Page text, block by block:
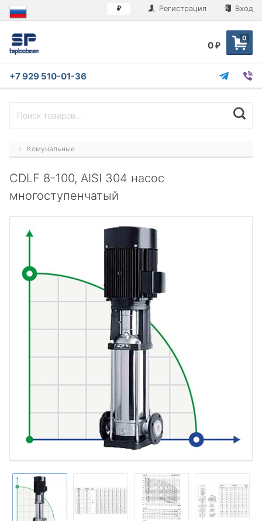
₽ Регистрация Вход
0
0 ₽
+7 929 510-01-36
Комунальные
CDLF 8-100, AISI 304 насос
многоступенчатый